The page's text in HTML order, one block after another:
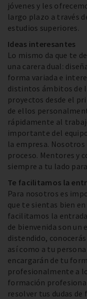
jóvenes y les
largo plazo a través
estudios superiores.
Ideas interesantes
Lo mismo da que te
una carera dual:
forma variada e
distintos ámbitos de
proyectos desde el
de ellos
rápidamente al
importante del
la empresa.
proceso. Mentores y
siempre a tu lado
Te facilitamos la
Para nosotros es
que te sientas bien
facilitamos la
de bienvenida son un
distendido,
así como a tu
encargarán de tu
profesionalmente a
formación
resolver tus dudas